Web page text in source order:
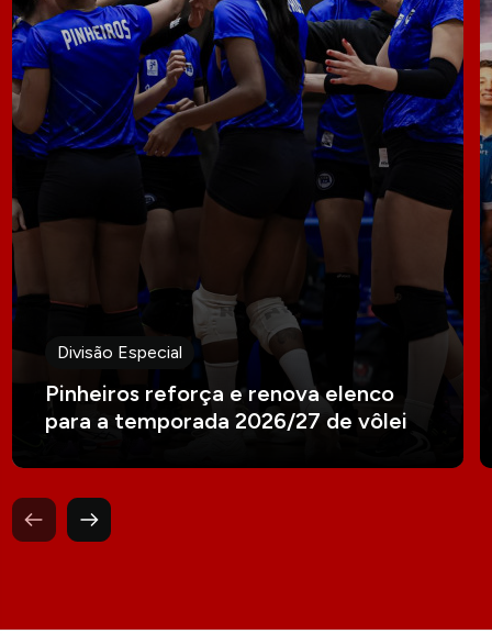
Divisão Especial
Pinheiros reforça e renova elenco
para a temporada 2026/27 de vôlei